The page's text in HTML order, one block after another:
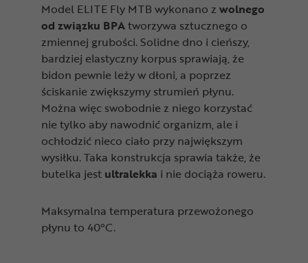
Model ELITE Fly MTB wykonano z wolnego
od związku BPAtworzywa sztucznego o
zmiennej grubości. Solidne dno i cieńszy,
bardziej elastyczny korpus sprawiają, że
bidon pewnie leży w dłoni, a poprzez
ściskanie zwiększymy strumień płynu.
Można więc swobodnie z niego korzystać
nie tylko aby nawodnić organizm, ale i
ochłodzić nieco ciało przy największym
wysiłku. Taka konstrukcja sprawia także, że
butelka jest ultralekka i nie dociąża roweru.
Maksymalna temperatura przewożonego
płynu to 40°C.